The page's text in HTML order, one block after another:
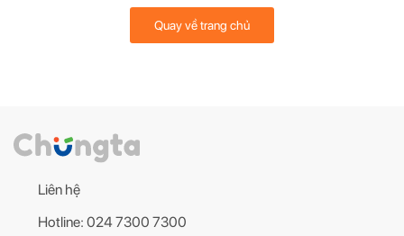
Quay về trang chủ
Liên hệ
Hotline: 024 7300 7300